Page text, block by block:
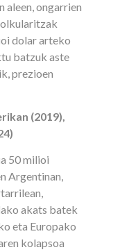
aleen, ongarrien
dolar arteko
batzuk aste
prezioen
(2019),
50 milioi
Argentinan,
akats batek
eta Europako
kolapsoa